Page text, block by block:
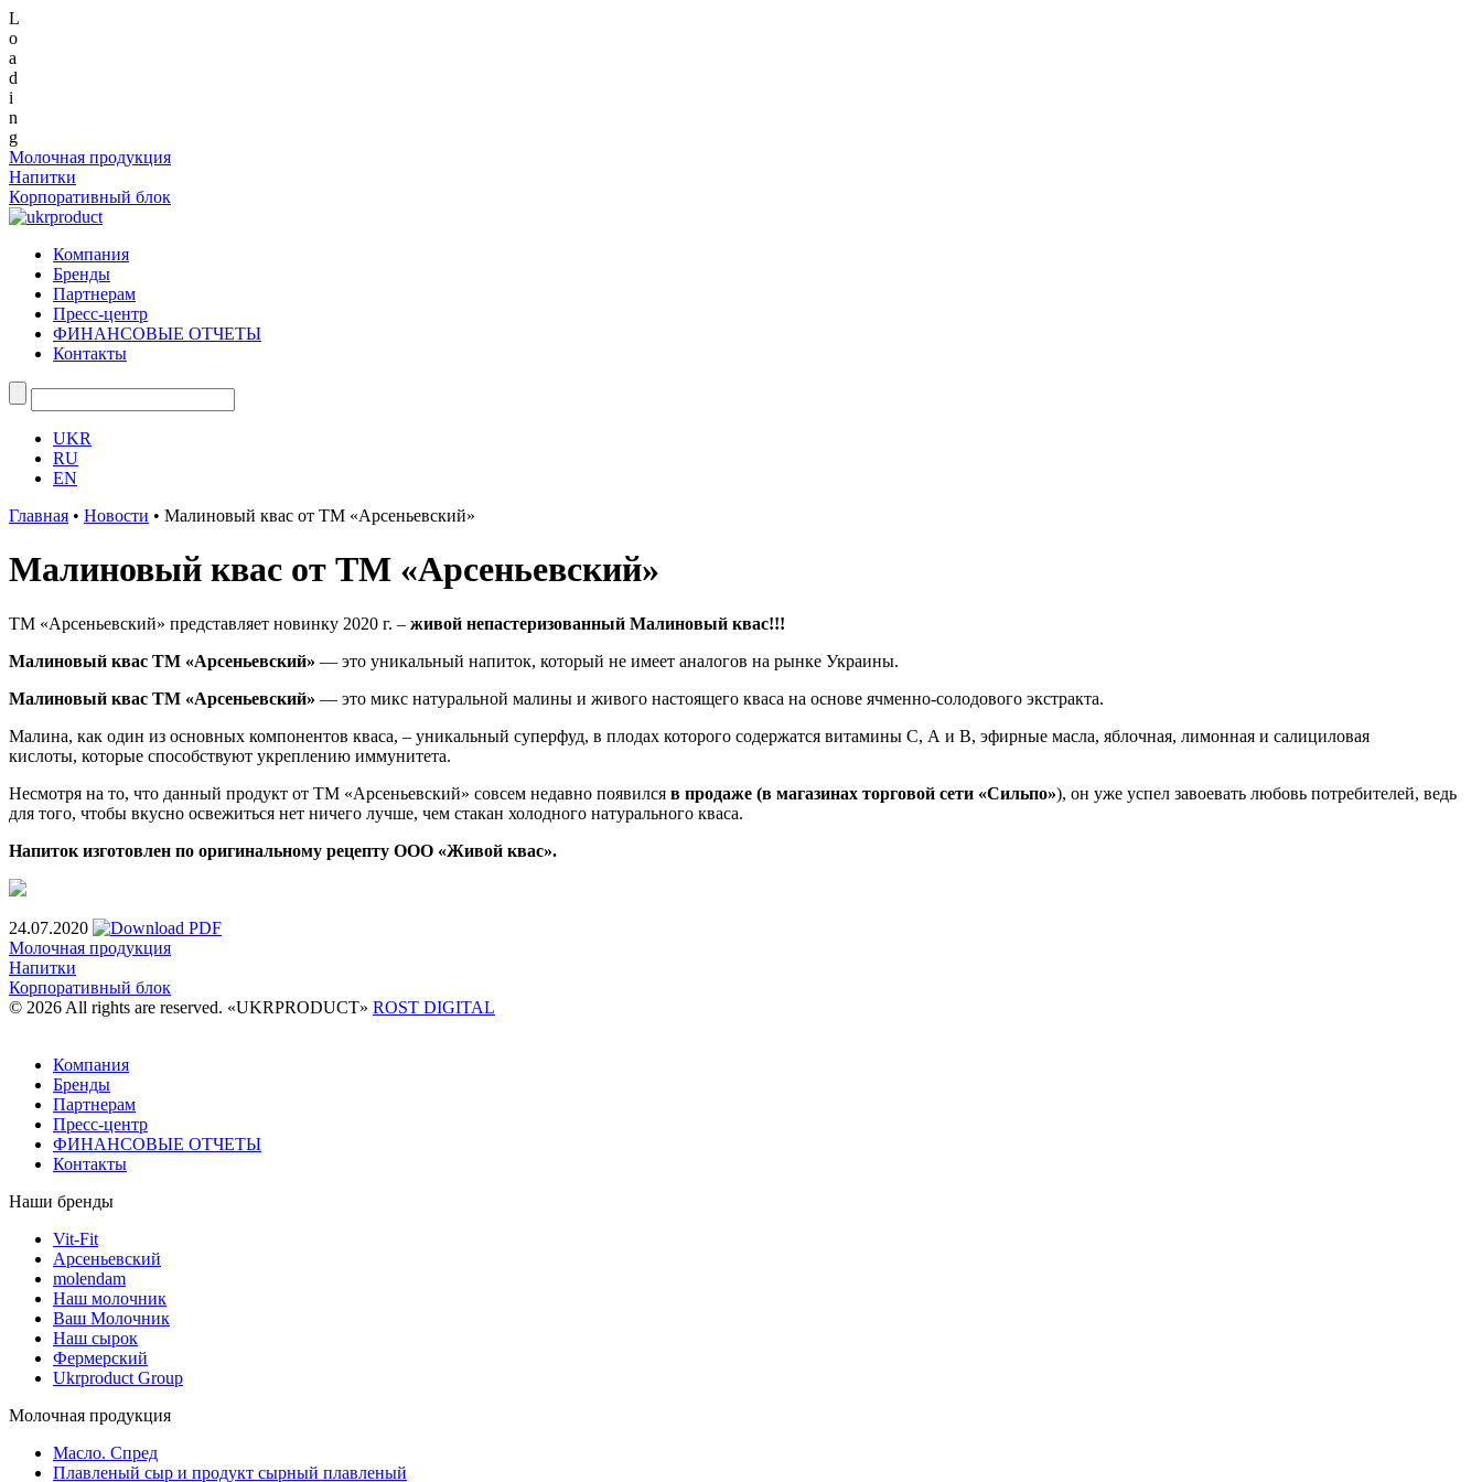
L
o
a
d
i
n
g
Молочная продукция
Напитки
Корпоративный блок
Компания
Бренды
Партнерам
Пресс-центр
ФИНАНСОВЫЕ ОТЧЕТЫ
Контакты
UKR
RU
EN
Главная • Новости • Малиновый квас от ТМ «Арсеньевский»
Малиновый квас от ТМ «Арсеньевский»
ТМ «Арсеньевский» представляет новинку 2020 г. – живой непастеризованный Малиновый квас!!!
Малиновый квас ТМ «Арсеньевский» — это уникальный напиток, который не имеет аналогов на рынке Украины.
Малиновый квас ТМ «Арсеньевский» — это микс натуральной малины и живого настоящего кваса на основе ячменно-солодового экстракта.
Малина, как один из основных компонентов кваса, – уникальный суперфуд, в плодах которого содержатся витамины С, А и В, эфирные масла, яблочная, лимонная и салициловая
кислоты, которые способствуют укреплению иммунитета.
Несмотря на то, что данный продукт от ТМ «Арсеньевский» совсем недавно появился в продаже (в магазинах торговой сети «Сильпо»), он уже успел завоевать любовь потребителей, ведь
для того, чтобы вкусно освежиться нет ничего лучше, чем стакан холодного натурального кваса.
Напиток изготовлен по оригинальному рецепту ООО «Живой квас».
24.07.2020
Молочная продукция
Напитки
Корпоративный блок
© 2026 All rights are reserved. «UKRPRODUCT» ROST DIGITAL
Компания
Бренды
Партнерам
Пресс-центр
ФИНАНСОВЫЕ ОТЧЕТЫ
Контакты
Наши бренды
Vit-Fit
Арсеньевский
molendam
Наш молочник
Ваш Молочник
Наш сырок
Фермерский
Ukrproduct Group
Молочная продукция
Масло. Спред
Плавленый сыр и продукт сырный плавленый